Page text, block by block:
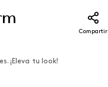
Compartir
¡Eleva tu look!